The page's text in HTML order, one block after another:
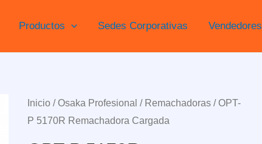
Productos Sedes Corporativas Vendedores
Inicio/Osaka Profesional / Remachadoras/ OPT-
P 5170R Remachadora Cargada